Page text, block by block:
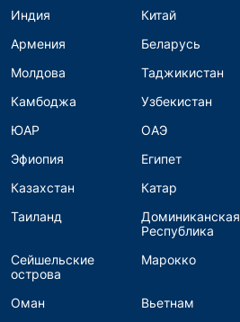
Индия Китай
Армения
Беларусь
Молдова
Таджикистан
Камбоджа
Узбекистан
ЮАР
ОАЭ
Эфиопия
Египет
Казахстан
Катар
Таиланд
Доминиканская
Республика
Сейшельские
острова
Марокко
Оман Вьетнам